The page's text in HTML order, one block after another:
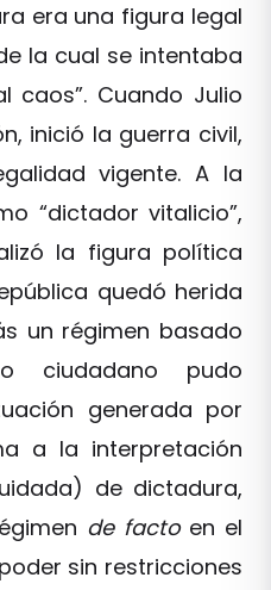
era una figura legal
la cual se intentaba
caos”. Cuando Julio
inició la guerra civil,
vigente. A la
“dictador vitalicio”,
la figura política
quedó herida
un régimen basado
ciudadano pudo
generada por
a la interpretación
de dictadura,
de factoen el
sin restricciones